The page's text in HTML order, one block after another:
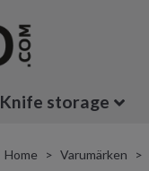
Knife storage
Home Varumärken